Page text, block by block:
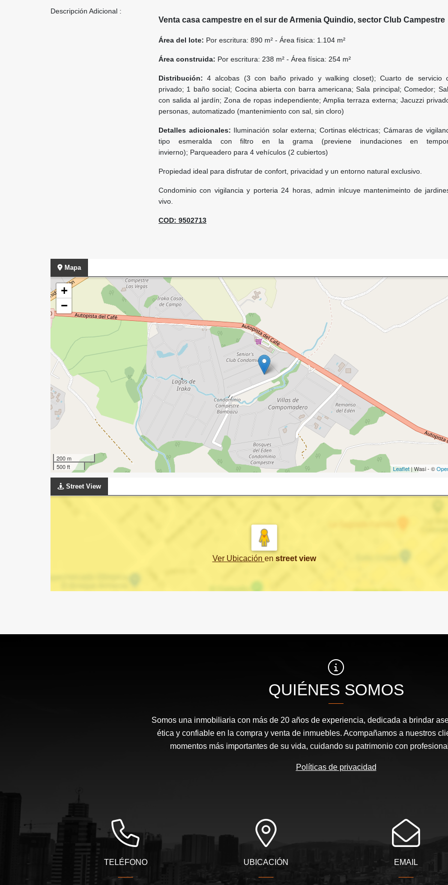
Descripción Adicional :
Venta casa campestre en el sur de Armenia Quindio, sector Club Campestre
Área del lote: Por escritura: 890 m² - Área física: 1.104 m²
Área construida: Por escritura: 238 m² - Área física: 254 m²
Distribución:4 alcobas (3 con baño privado y walking closet);Cuarto de servicio
privado; 1 baño social; Cocina abierta con barra americana;Sala principal;Comedor;
con salida al jardín; Zona de ropas independiente;Amplia terraza externa;Jacuzzi
personas, automatizado (mantenimiento con sal, sin cloro)
Detalles adicionales: Iluminación solar externa; Cortinas eléctricas; Cámaras de
tipo esmeralda con filtro en la grama (previene inundaciones en
invierno); Parqueadero para 4 vehículos (2 cubiertos)
Propiedad ideal para disfrutar de confort, privacidad y un entorno natural exclusivo.
Condominio con vigilancia y porteria 24 horas, admin inlcuye mantenimeinto de
vivo.
COD: 9502713
Mapa
+
−
200 m
500 ft
Leaflet | Wasi - ©
Street View
Ver Ubicación en street view
QUIÉNES SOMOS
Somos una inmobiliaria con más de 20 años de experiencia, dedicada a brindar
ética y confiable en la compra y venta de inmuebles. Acompañamos a nuestros
momentos más importantes de su vida, cuidando su patrimonio con
Políticas de privacidad
TELÉFONO UBICACIÓN EMAIL